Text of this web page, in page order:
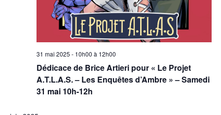
Dédicace de Brice Artieri pour « Le Projet
A.T.L.A.S. – Les Enquêtes d’Ambre » – Samedi
31 mai 10h-12h
31 mai 2025 - 10h00 à 12h00